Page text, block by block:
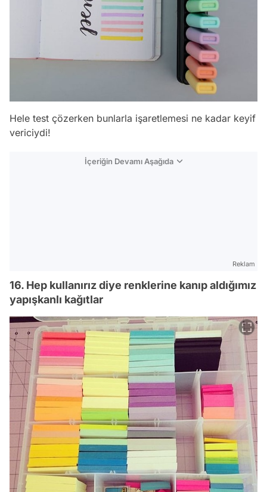
Hele test çözerken bunlarla işaretlemesi ne kadar keyif
vericiydi!
İçeriğin Devamı Aşağıda
Reklam
16. Hep kullanırız diye renklerine kanıp aldığımız
yapışkanlı kağıtlar